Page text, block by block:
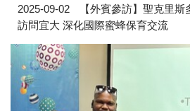
2025-09-02
【外賓參訪】聖克里
訪問宜大 深化國際蜜蜂保育交流